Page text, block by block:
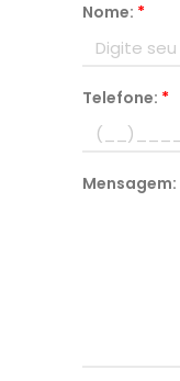
Nome: *
Telefone: *
Mensagem: